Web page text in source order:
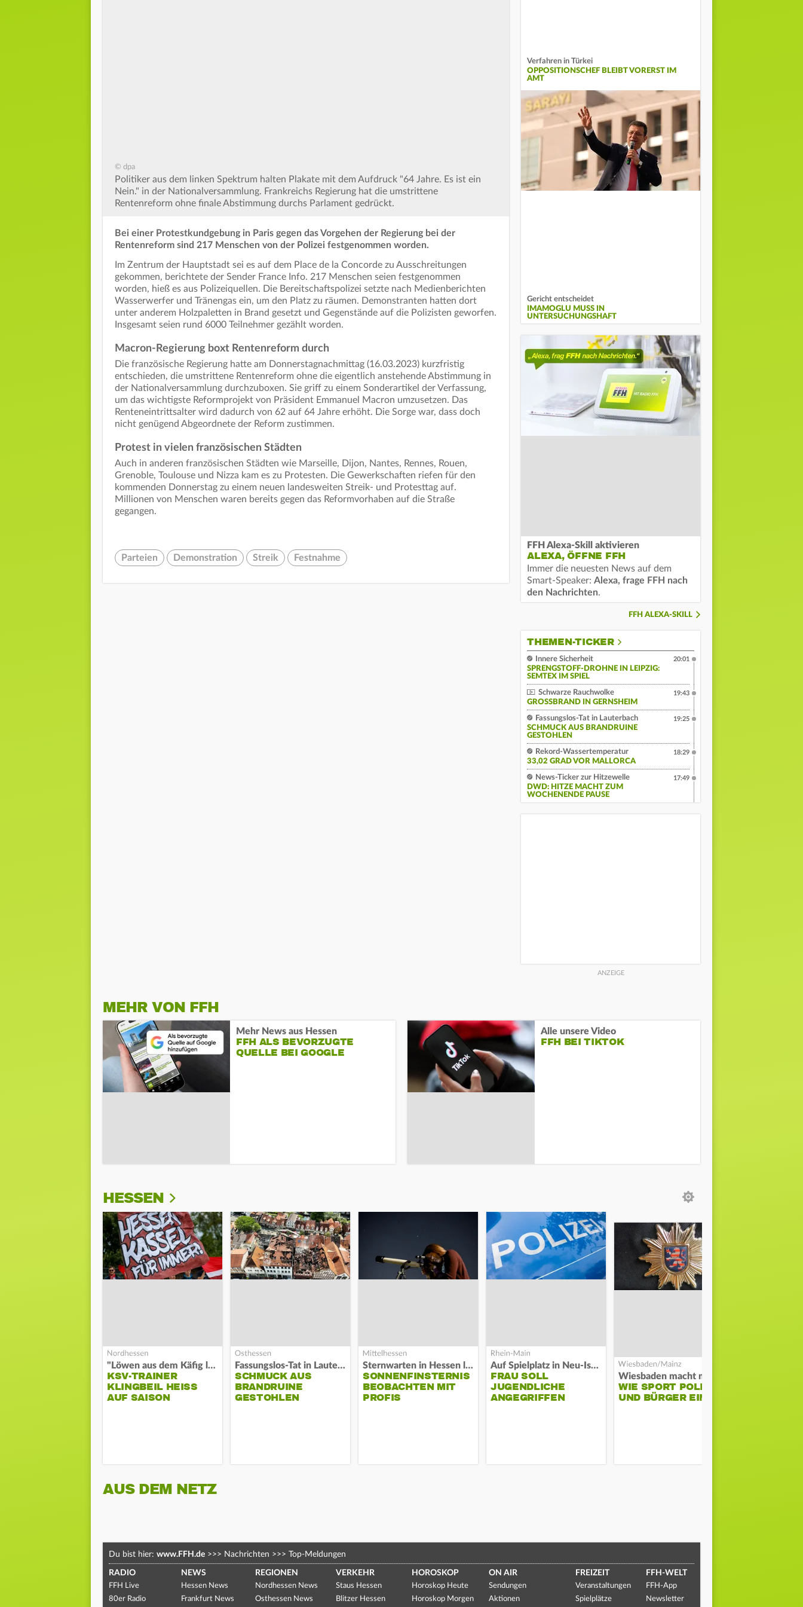
© dpa
Politiker aus dem linken Spektrum halten Plakate mit dem Aufdruck "64 Jahre. Es ist ein
Nein." in der Nationalversammlung. Frankreichs Regierung hat die umstrittene
Rentenreform ohne finale Abstimmung durchs Parlament gedrückt.
Bei einer Protestkundgebung in Paris gegen das Vorgehen der Regierung bei der
Rentenreform sind 217 Menschen von der Polizei festgenommen worden.
Im Zentrum der Hauptstadt sei es auf dem Place de la Concorde zu Ausschreitungen
gekommen, berichtete der Sender France Info. 217 Menschen seien festgenommen
worden, hieß es aus Polizeiquellen. Die Bereitschaftspolizei setzte nach Medienberichten
Wasserwerfer und Tränengas ein, um den Platz zu räumen. Demonstranten hatten dort
unter anderem Holzpaletten in Brand gesetzt und Gegenstände auf die Polizisten geworfen.
Insgesamt seien rund 6000 Teilnehmer gezählt worden.
Macron-Regierung boxt Rentenreform durch
Die französische Regierung hatte am Donnerstagnachmittag (16.03.2023) kurzfristig
entschieden, die umstrittene Rentenreform ohne die eigentlich anstehende Abstimmung in
der Nationalversammlung durchzuboxen. Sie griff zu einem Sonderartikel der Verfassung,
um das wichtigste Reformprojekt von Präsident Emmanuel Macron umzusetzen. Das
Renteneintrittsalter wird dadurch von 62 auf 64 Jahre erhöht. Die Sorge war, dass doch
nicht genügend Abgeordnete der Reform zustimmen.
Protest in vielen französischen Städten
Auch in anderen französischen Städten wie Marseille, Dijon, Nantes, Rennes, Rouen,
Grenoble, Toulouse und Nizza kam es zu Protesten. Die Gewerkschaften riefen für den
kommenden Donnerstag zu einem neuen landesweiten Streik- und Protesttag auf.
Millionen von Menschen waren bereits gegen das Reformvorhaben auf die Straße
gegangen.
Parteien Demonstration Streik Festnahme
Verfahren in Türkei
OPPOSITIONSCHEF BLEIBT VORERST IM
AMT
Gericht entscheidet
IMAMOGLU MUSS IN
UNTERSUCHUNGSHAFT
FFH Alexa-Skill aktivieren
ALEXA, ÖFFNE FFH
Immer die neuesten News auf dem
Smart-Speaker: Alexa, frage FFH nach
den Nachrichten.
FFH ALEXA-SKILL
THEMEN-TICKER
Innere Sicherheit
SPRENGSTOFF-DROHNE IN LEIPZIG:
SEMTEX IM SPIEL
20:01
Schwarze Rauchwolke
GROSSBRAND IN GERNSHEIM
19:43
Fassungslos-Tat in Lauterbach
SCHMUCK AUS BRANDRUINE
GESTOHLEN
19:25
Rekord-Wassertemperatur
33,02 GRAD VOR MALLORCA
18:29
News-Ticker zur Hitzewelle
DWD: HITZE MACHT ZUM
WOCHENENDE PAUSE
17:49
MEHR VON FFH
Mehr News aus Hessen
FFH ALS BEVORZUGTE
QUELLE BEI GOOGLE
Alle unsere Video
FFH BEI TIKTOK
HESSEN
"Löwen aus dem Käfig lassen"
KSV-TRAINER
KLINGBEIL HEISS A
UF SAISON
Fassungslos-Tat in Lauterbach
SCHMUCK AUS
BRANDRUINE
GESTOHLEN
Sternwarten in Hessen laden ein
SONNENFINSTERNIS
BEOBACHTEN MIT
PROFIS
Auf Spielplatz in Neu-Isenburg
FRAU SOLL
JUGENDLICHE
ANGEGRIFFEN
Wiesbaden macht mobil
WIE SPORT POLIZEI
UND BÜRGER EINT
AUS DEM NETZ
Du bist hier: www.FFH.de >>> Nachrichten >>> Top-Meldungen
RADIO
FFH Live
80er Radio
NEWS
Hessen News
Frankfurt News
REGIONEN
Nordhessen News
Osthessen News
VERKEHR
Staus Hessen
Blitzer Hessen
HOROSKOP
Horoskop Heute
Horoskop Morgen
ON AIR
Sendungen
Aktionen
FREIZEIT
Veranstaltungen
Spielplätze
FFH-WELT
FFH-App
Newsletter